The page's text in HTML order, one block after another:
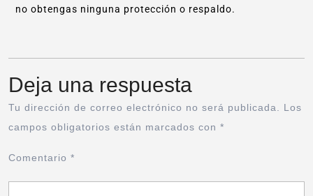
no obtengas ninguna protección o respaldo.
Deja una respuesta
Tu dirección de correo electrónico no será publicada. Los
campos obligatorios están marcados con *
Comentario *